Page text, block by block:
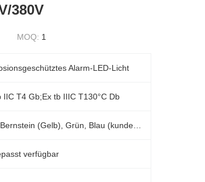
380V
MOQ: 1
Alarm-LED-Licht
IIC T4 Gb;Ex tb IIIC T130°C Db
verfügbar